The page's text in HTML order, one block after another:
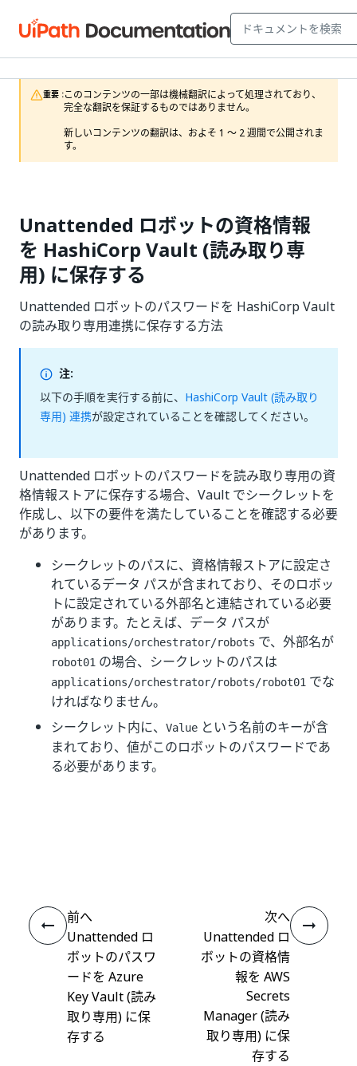
重要 :このコンテンツの一部は機械翻訳によって処理されており、
完全な翻訳を保証するものではありません。
新しいコンテンツの翻訳は、およそ 1 ～ 2 週間で公開されま
す。
Unattended ロボットの資格情報
を HashiCorp Vault (読み取り専
用) に保存する
Unattended ロボットのパスワードを HashiCorp Vault
の読み取り専用連携に保存する方法
注:
以下の手順を実行する前に、 HashiCorp Vault (読み取り
専用) 連携が設定されていることを確認してください。
Unattended ロボットのパスワードを読み取り専用の資
格情報ストアに保存する場合、Vault でシークレットを
作成し、以下の要件を満たしていることを確認する必要
があります。
シークレットのパスに、資格情報ストアに設定さ
れているデータ パスが含まれており、そのロボッ
トに設定されている外部名と連結されている必要
があります。たとえば、データ パスが
applications/orchestrator/robots で、外部名が
robot01 の場合、シークレットのパスは
applications/orchestrator/robots/robot01 でな
ければなりません。
シークレット内に、
Value という名前のキーが含
まれており、値がこのロボットのパスワードであ
る必要があります。
前へ
Unattended ロ
ボットのパスワ
ードを Azure
Key Vault (読み
取り専用) に保
存する
次へ
Unattended ロ
ボットの資格情
報を AWS
Secrets
Manager (読み
取り専用) に保
存する